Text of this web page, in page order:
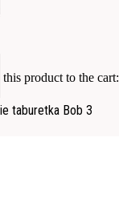
product to the cart:
taburetka Bob 3